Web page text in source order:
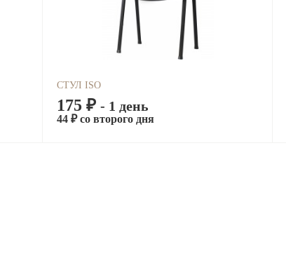
СТУЛ ISO
175 ₽ - 1 день
44 ₽ со второго дня